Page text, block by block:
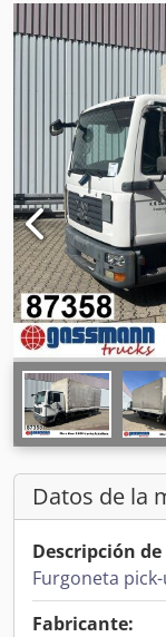
Datos de la
Descripción
Furgoneta
Fabricante: